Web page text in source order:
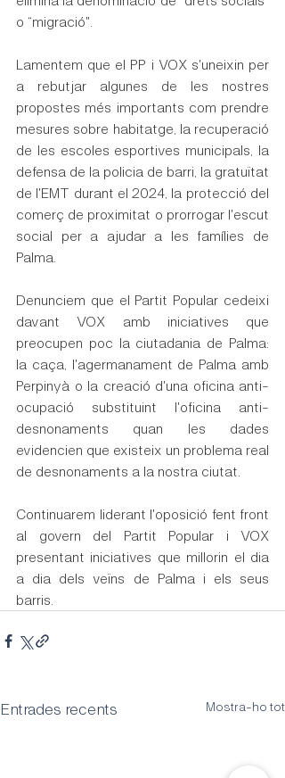
o “migració".
Lamentem que el PP i VOX s'uneixin per
a rebutjar algunes de les nostres
propostes més importants com prendre
mesures sobre habitatge, la recuperació
de les escoles esportives municipals, la
defensa de la policia de barri, la gratuïtat
de l'EMT durant el 2024, la protecció del
comerç de proximitat o prorrogar l'escut
social per a ajudar a les famílies de
Palma.
Denunciem que el Partit Popular cedeixi
davant VOX amb iniciatives que
preocupen poc la ciutadania de Palma:
la caça, l'agermanament de Palma amb
Perpinyà o la creació d'una oficina anti-
ocupació substituint l'oficina anti-
desnonaments quan les dades
evidencien que existeix un problema real
de desnonaments a la nostra ciutat.
Continuarem liderant l'oposició fent front
al govern del Partit Popular i VOX
presentant iniciatives que millorin el dia
a dia dels veïns de Palma i els seus
barris.
Entrades recents Mostra-ho tot